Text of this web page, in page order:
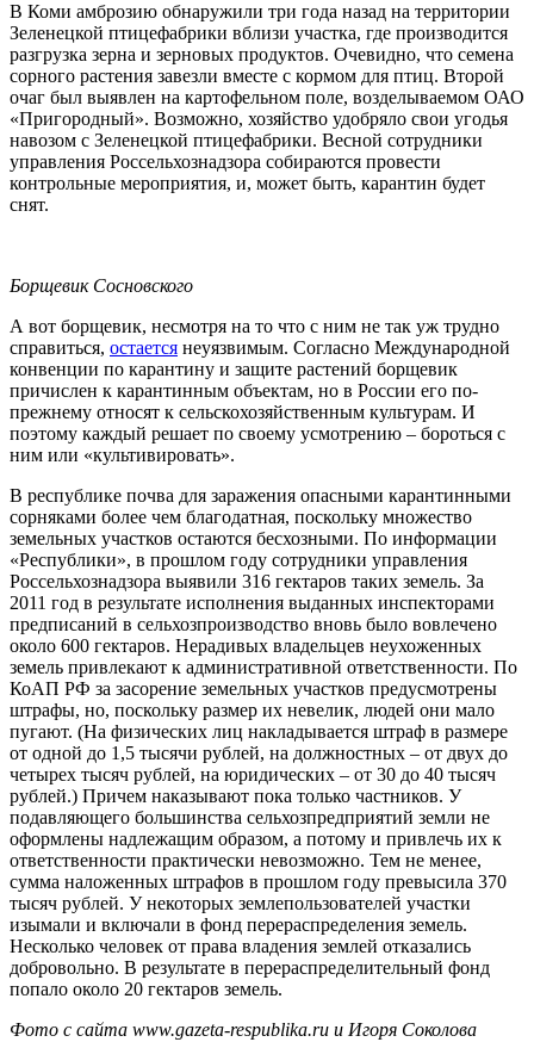
В Коми амброзию обнаружили три года назад на территории
Зеленецкой птицефабрики вблизи участка, где производится
разгрузка зерна и зерновых продуктов. Очевидно, что семена
сорного растения завезли вместе с кормом для птиц. Второй
очаг был выявлен на картофельном поле, возделываемом ОАО
«Пригородный». Возможно, хозяйство удобряло свои угодья
навозом с Зеленецкой птицефабрики. Весной сотрудники
управления Россельхознадзора собираются провести
контрольные мероприятия, и, может быть, карантин будет
снят.
Борщевик Сосновского
А вот борщевик, несмотря на то что с ним не так уж трудно
справиться, остается неуязвимым. Согласно Международной
конвенции по карантину и защите растений борщевик
причислен к карантинным объектам, но в России его по-
прежнему относят к сельскохозяйственным культурам. И
поэтому каждый решает по своему усмотрению – бороться с
ним или «культивировать».
В республике почва для заражения опасными карантинными
сорняками более чем благодатная, поскольку множество
земельных участков остаются бесхозными. По информации
«Республики», в прошлом году сотрудники управления
Россельхознадзора выявили 316 гектаров таких земель. За
2011 год в результате исполнения выданных инспекторами
предписаний в сельхозпроизводство вновь было вовлечено
около 600 гектаров. Нерадивых владельцев неухоженных
земель привлекают к административной ответственности. По
КоАП РФ за засорение земельных участков предусмотрены
штрафы, но, поскольку размер их невелик, людей они мало
пугают. (На физических лиц накладывается штраф в размере
от одной до 1,5 тысячи рублей, на должностных – от двух до
четырех тысяч рублей, на юридических – от 30 до 40 тысяч
рублей.) Причем наказывают пока только частников. У
подавляющего большинства сельхозпредприятий земли не
оформлены надлежащим образом, а потому и привлечь их к
ответственности практически невозможно. Тем не менее,
сумма наложенных штрафов в прошлом году превысила 370
тысяч рублей. У некоторых землепользователей участки
изымали и включали в фонд перераспределения земель.
Несколько человек от права владения землей отказались
добровольно. В результате в перераспределительный фонд
попало около 20 гектаров земель.
Фото с сайта www.gazeta-respublika.ru и Игоря Соколова